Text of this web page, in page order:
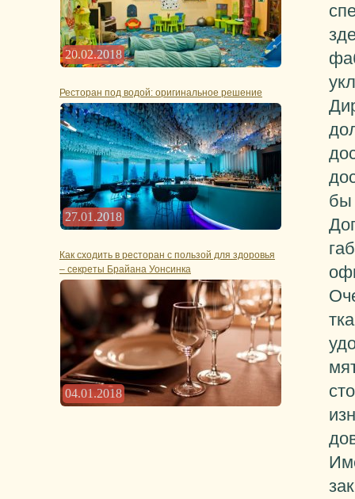
20.02.2018
Ресторан под водой: оригинальное решение
27.01.2018
Как сходить в ресторан с пользой для здоровья
– секреты Брайана Уонсинка
04.01.2018
бы